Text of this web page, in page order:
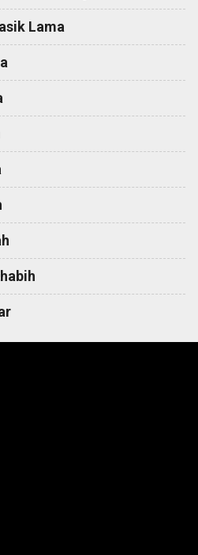
Lama